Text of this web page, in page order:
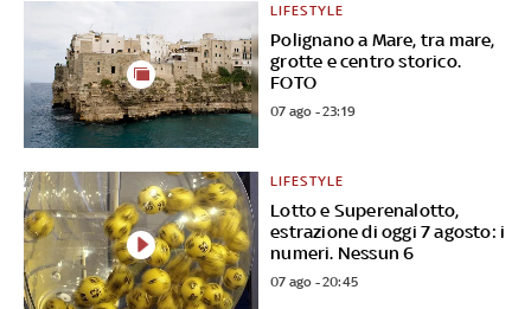
Polignano a Mare, tra mare,
grotte e centro storico.
FOTO
LIFESTYLE
07 ago - 23:19
Lotto e Superenalotto,
estrazione di oggi 7 agosto: i
numeri. Nessun 6
LIFESTYLE
07 ago - 20:45